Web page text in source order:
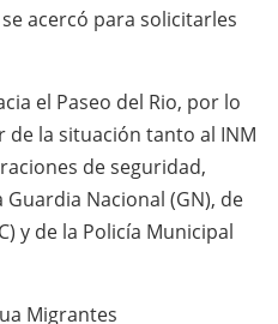
acercó para solicitarles
el Paseo del Rio, por lo
la situación tanto al INM
de seguridad,
Nacional (GN), de
y de la Policía Municipal